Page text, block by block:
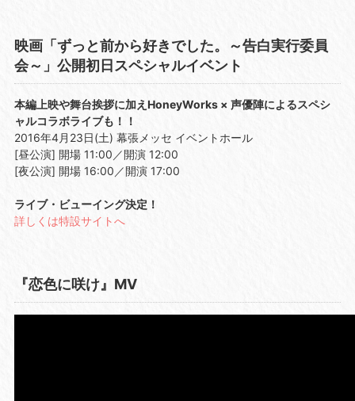
映画「ずっと前から好きでした。～告白実行委員
会～」公開初日スペシャルイベント
本編上映や舞台挨拶に加えHoneyWorks × 声優陣によるスペシ
ャルコラボライブも！！
2016年4月23日(土) 幕張メッセ イベントホール
[昼公演] 開場 11:00／開演 12:00
[夜公演] 開場 16:00／開演 17:00
ライブ・ビューイング決定！
詳しくは特設サイトへ
『恋色に咲け』MV